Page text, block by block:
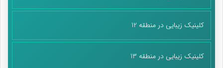
کلینیک زیبایی در منطقه 12
کلینیک زیبایی در منطقه 13